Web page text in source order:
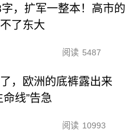
，扩军一整本！高市的
了东大
阅读 5487
，欧洲的底裤露出来
命线”告急
阅读 10993